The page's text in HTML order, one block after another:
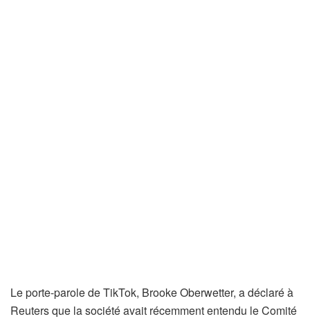
Le porte-parole de TikTok, Brooke Oberwetter, a déclaré à
Reuters que la société avait récemment entendu le Comité